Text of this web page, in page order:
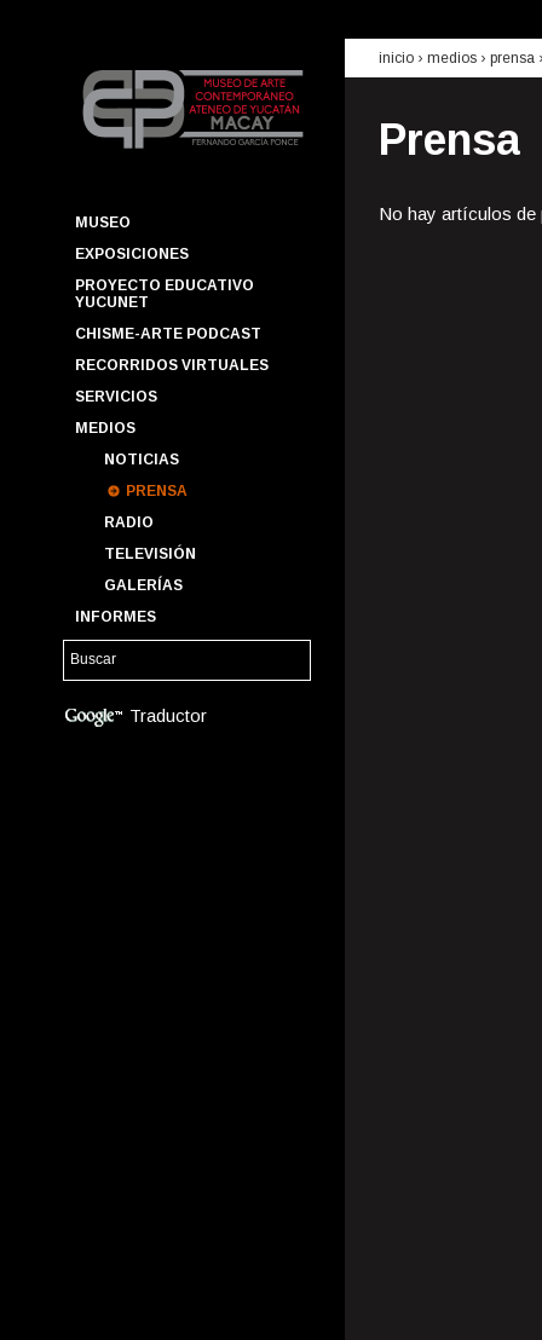
MUSEO
EXPOSICIONES
PROYECTO EDUCATIVO
YUCUNET
CHISME-ARTE PODCAST
RECORRIDOS VIRTUALES
SERVICIOS
MEDIOS
NOTICIAS
PRENSA
RADIO
TELEVISIÓN
GALERÍAS
INFORMES
Traductor
inicio › medios › prensa
Prensa
No hay artículos de